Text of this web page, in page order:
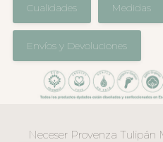
Cualidades Medidas
Envíos y Devoluciones
Neceser Provenza Tulipán